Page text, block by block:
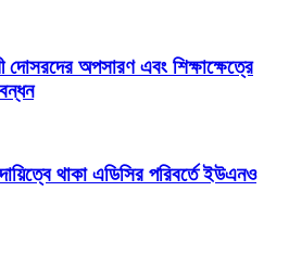
অপসারণ এবং শিক্ষাক্ষেত্রে
থাকা এডিসির পরিবর্তে ইউএনও